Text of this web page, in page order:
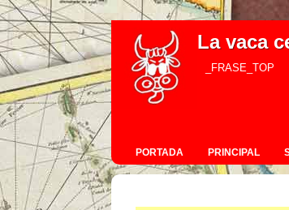
La vaca
_FRASE_TOP
PORTADA PRINCIPAL